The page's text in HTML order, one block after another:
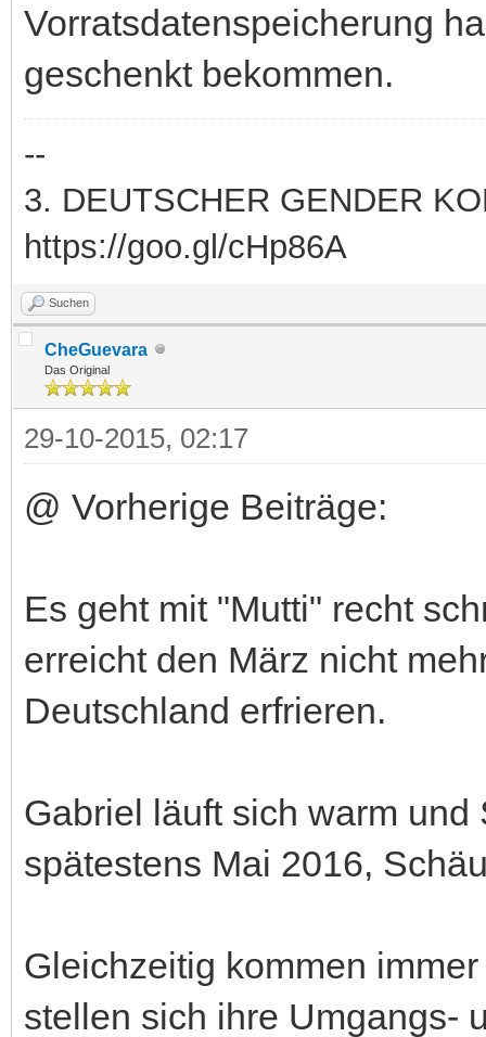
Vorratsdatenspeicherung
geschenkt bekommen.
--
3. DEUTSCHER GENDER
https://goo.gl/cHp86A
Suchen
CheGuevara
Das Original
29-10-2015, 02:17
@ Vorherige Beiträge:
Es geht mit "Mutti" recht
erreicht den März nicht
Deutschland erfrieren.
Gabriel läuft sich warm
spätestens Mai 2016,
Gleichzeitig kommen
stellen sich ihre Umgangs-